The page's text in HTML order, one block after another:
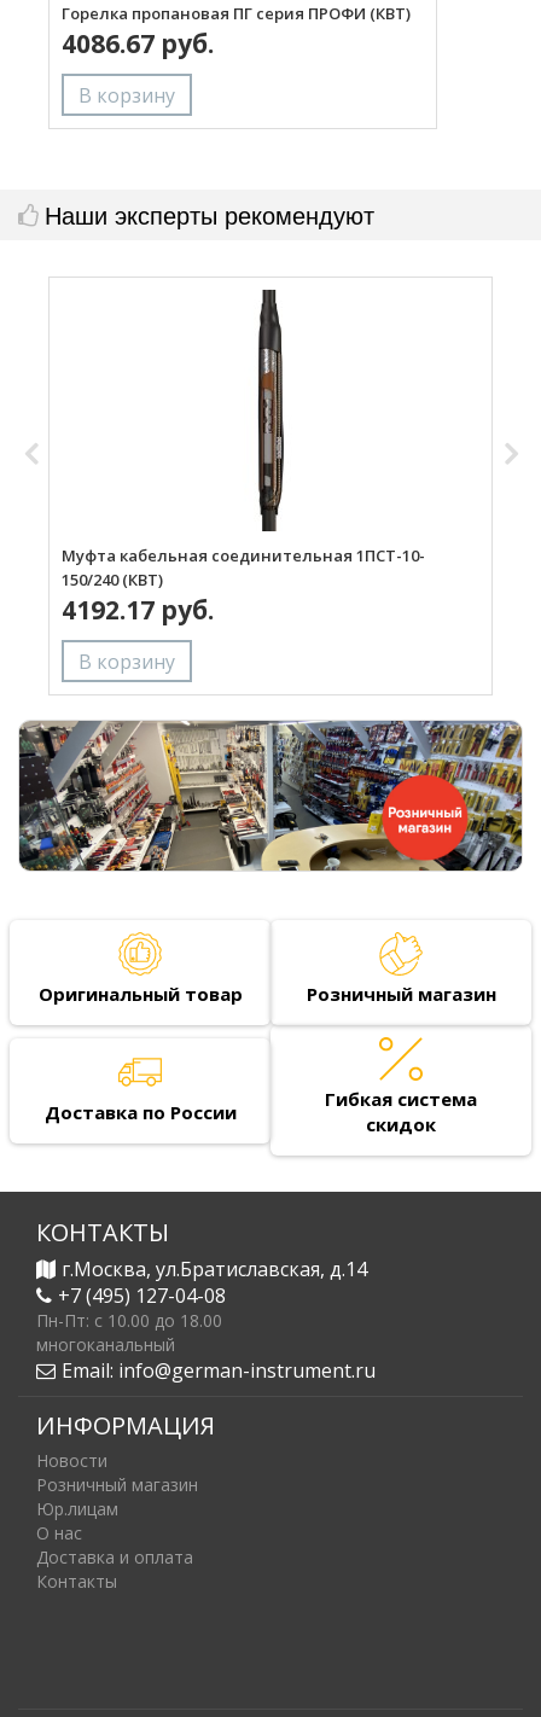
Горелка пропановая ПГ серия ПРОФИ (КВТ)
4086.67 руб.
Наши эксперты рекомендуют
Муфта кабельная соединительная 1ПСТ-10-
150/240 (КВТ)
4192.17 руб.
Оригинальный товар Розничный магазин
Доставка по России
Гибкая система
скидок
КОНТАКТЫ
г.Москва, ул.Братиславская, д.14
+7 (495) 127-04-08
Пн-Пт: c 10.00 до 18.00
многоканальный
Email: info@german-instrument.ru
ИНФОРМАЦИЯ
Новости
Розничный магазин
Юр.лицам
О нас
Доставка и оплата
Контакты